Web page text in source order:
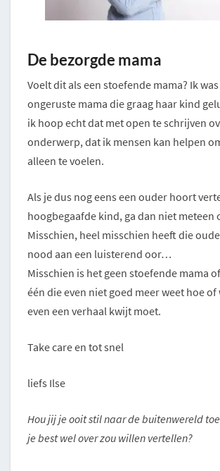
De bezorgde mama
Voelt dit als een stoefende mama? Ik
ongeruste mama die graag haar kind
ik hoop echt dat met open te schrijven
onderwerp, dat ik mensen kan helpen
alleen te voelen.
Als je dus nog eens een ouder hoort
hoogbegaafde kind, ga dan niet meteen
Misschien, heel misschien heeft die
nood aan een luisterend oor…
Misschien is het geen stoefende mama
één die even niet goed meer weet hoe of
even een verhaal kwijt moet.
Take care en tot snel
liefs Ilse
Hou jij je ooit stil naar de buitenwereld
je best wel over zou willen vertellen?